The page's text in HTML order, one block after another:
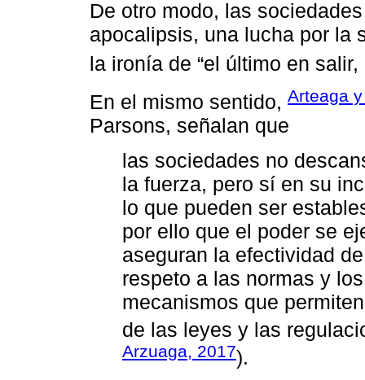
De otro modo, las
apocalipsis, una lucha por la
la ironía de “el último en
En el mismo sentido, Arteaga
Parsons, señalan que
las sociedades no
la fuerza, pero sí en su
lo que pueden ser
por ello que el poder se
aseguran la efectividad
respeto a las normas y
mecanismos que
de las leyes y las
Arzuaga, 2017).